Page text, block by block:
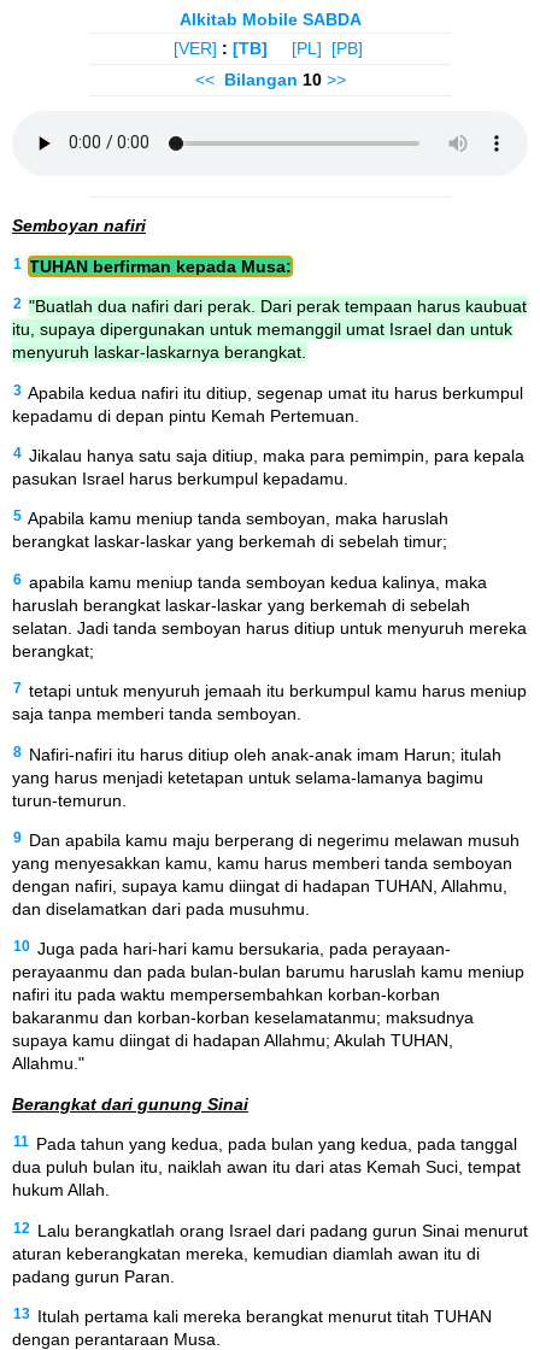
Alkitab Mobile SABDA
[VER] : [TB] [PL]
[PB]
<< Bilangan 10 >>
Semboyan nafiri
1 TUHAN berfirman kepada Musa:
2 "Buatlah dua nafiri dari perak. Dari perak tempaan harus kaubuat
itu, supaya dipergunakan untuk memanggil umat Israel dan untuk
menyuruh laskar-laskarnya berangkat.
3 Apabila kedua nafiri itu ditiup, segenap umat itu harus berkumpul
kepadamu di depan pintu Kemah Pertemuan.
4 Jikalau hanya satu saja ditiup, maka para pemimpin, para kepala
pasukan Israel harus berkumpul kepadamu.
5 Apabila kamu meniup tanda semboyan, maka haruslah
berangkat laskar-laskar yang berkemah di sebelah timur;
6 apabila kamu meniup tanda semboyan kedua kalinya, maka
haruslah berangkat laskar-laskar yang berkemah di sebelah
selatan. Jadi tanda semboyan harus ditiup untuk menyuruh mereka
berangkat;
7 tetapi untuk menyuruh jemaah itu berkumpul kamu harus meniup
saja tanpa memberi tanda semboyan.
8 Nafiri-nafiri itu harus ditiup oleh anak-anak imam Harun; itulah
yang harus menjadi ketetapan untuk selama-lamanya bagimu
turun-temurun.
9 Dan apabila kamu maju berperang di negerimu melawan musuh
yang menyesakkan kamu, kamu harus memberi tanda semboyan
dengan nafiri, supaya kamu diingat di hadapan TUHAN, Allahmu,
dan diselamatkan dari pada musuhmu.
10 Juga pada hari-hari kamu bersukaria, pada perayaan-
perayaanmu dan pada bulan-bulan barumu haruslah kamu meniup
nafiri itu pada waktu mempersembahkan korban-korban
bakaranmu dan korban-korban keselamatanmu; maksudnya
supaya kamu diingat di hadapan Allahmu; Akulah TUHAN,
Allahmu."
Berangkat dari gunung Sinai
11
Pada tahun yang kedua, pada bulan yang kedua, pada tanggal
dua puluh bulan itu, naiklah awan itu dari atas Kemah Suci, tempat
hukum Allah.
12
Lalu berangkatlah orang Israel dari padang gurun Sinai menurut
aturan keberangkatan mereka, kemudian diamlah awan itu di
padang gurun Paran.
13 Itulah pertama kali mereka berangkat menurut titah TUHAN
dengan perantaraan Musa.